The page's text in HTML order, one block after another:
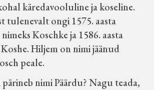
käredavooluline ja koseline.
tulenevalt ongi 1575. aasta
Koschke ja 1586. aasta
Hiljem on nimi jäänud
peale.
nimi Päärdu? Nagu teada,